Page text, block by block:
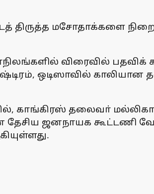
திருத்த மசோதாக்களை
விரைவில்
ஒடிஸாவில்
காங்கிரஸ் தலைவா்
தேசிய ஜனநாயக கூட்டணி